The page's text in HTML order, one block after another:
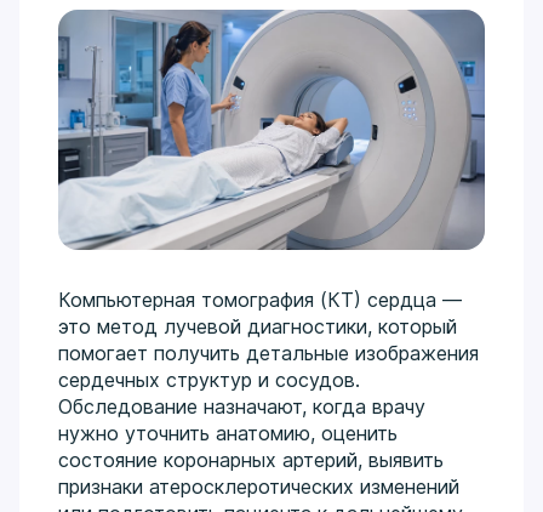
Компьютерная томография (КТ) сердца —
это метод лучевой диагностики, который
помогает получить детальные изображения
сердечных структур и сосудов.
Обследование назначают, когда врачу
нужно уточнить анатомию, оценить
состояние коронарных артерий, выявить
признаки атеросклеротических изменений